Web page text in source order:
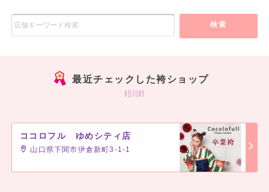
検索
最近チェックした袴ショップ
history
ココロフル ゆめシティ店
山口県下関市伊倉新町3-1-1